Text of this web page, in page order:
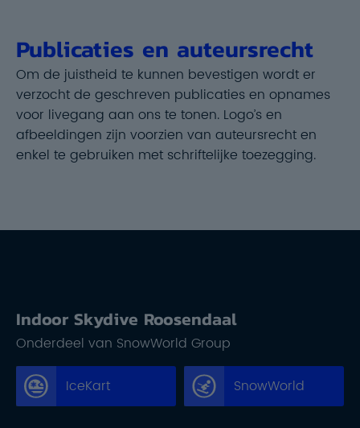
Publicaties en auteursrecht
Om de juistheid te kunnen bevestigen wordt er
verzocht de geschreven publicaties en opnames
voor livegang aan ons te tonen. Logo’s en
afbeeldingen zijn voorzien van auteursrecht en
enkel te gebruiken met schriftelijke toezegging.
Indoor Skydive Roosendaal
Onderdeel van SnowWorld Group
IceKart SnowWorld